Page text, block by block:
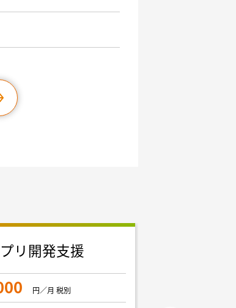
リ開発支援
円／月 税別